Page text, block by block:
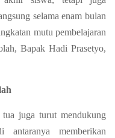
selama enam bulan
mutu pembelajaran
Bapak Hadi Prasetyo,
juga turut mendukung
memberikan